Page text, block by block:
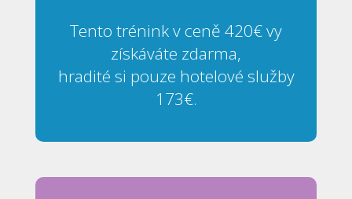
Tento trénink v ceně 420€ vy
získáváte zdarma,
hradité si pouze hotelové služby
173€.